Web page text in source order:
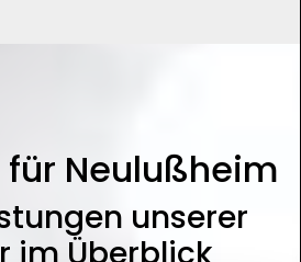
Neulußheim
unserer